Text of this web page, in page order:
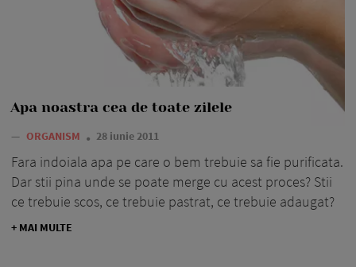
Apa noastra cea de toate zilele
— ORGANISM 28 iunie 2011
Fara indoiala apa pe care o bem trebuie sa fie purificata.
Dar stii pina unde se poate merge cu acest proces? Stii
ce trebuie scos, ce trebuie pastrat, ce trebuie adaugat?
+ MAI MULTE